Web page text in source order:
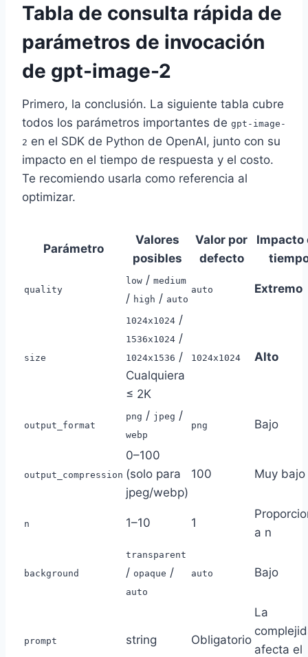
Tabla de consulta rápida de
parámetros de invocación
de gpt-image-2
Primero, la conclusión. La siguiente tabla cubre
todos los parámetros importantes de gpt-image-
2 en el SDK de Python de OpenAI, junto con su
impacto en el tiempo de respuesta y el costo.
Te recomiendo usarla como referencia al
optimizar.
Parámetro
Valores
posibles
Valor por
defecto
Impacto
quality
low / medium
/ high / auto
auto Extremo
size
1024x1024 /
1536x1024 /
1024x1536 /
Cualquiera
≤ 2K
1024x1024 Alto
output_format
png / jpeg /
webp
png Bajo
output_compression
0–100
(solo para
jpeg/webp)
100 Muy bajo
n 1–10 1
a n
background
transparent
/ opaque /
auto
auto Bajo
prompt string Obligatorio
La
afecta el